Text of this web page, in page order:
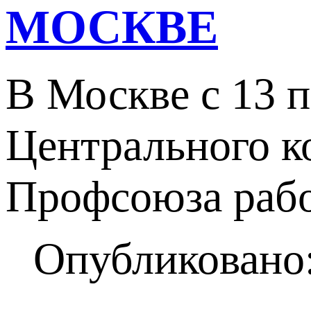
МОСКВЕ
В Москве с 13
Центрального
Профсоюза